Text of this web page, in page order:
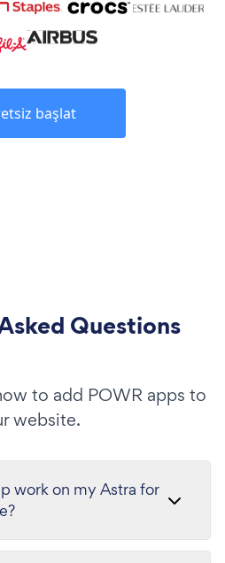
başlat
Questions
to add POWR apps to
website.
work on my Astra for